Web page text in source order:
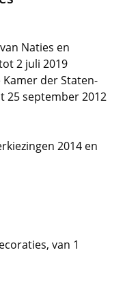
Naties en
2 juli 2019
der Staten-
25 september 2012
2014 en
van 1